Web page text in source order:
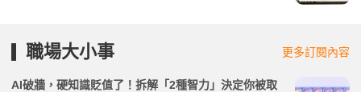
職場大小事 更多訂閱內容
AI破牆，硬知識貶值了！拆解「2種智力」決定你被取